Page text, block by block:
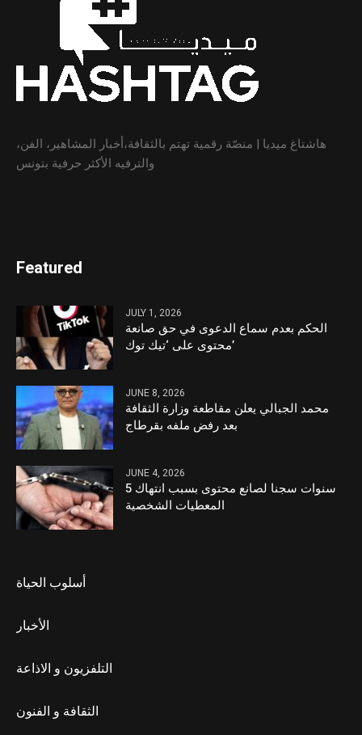
هاشتاغ ميديا | منصّة رقمية تهتم بالثقافة،أخبار المشاهير، الفن،
والترفيه الأكثر حرفية بتونس
Featured
JULY 1, 2026
الحكم بعدم سماع الدعوى في حق صانعة
محتوى على ‘تيك توك’
JUNE 8, 2026
محمد الجبالي يعلن مقاطعة وزارة الثقافة
بعد رفض ملفه بقرطاج
JUNE 4, 2026
5 سنوات سجنا لصانع محتوى بسبب انتهاك
المعطيات الشخصية
أسلوب الحياة
الأخبار
التلفزيون و الاذاعة
الثقافة و الفنون